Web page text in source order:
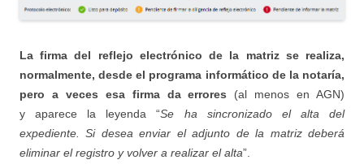
La firma del reflejo electrónico de la matriz se realiza,
normalmente, desde el programa informático de la notaría,
pero a veces esa firma da errores (al menos en AGN)
y aparece la leyenda “Se ha sincronizado el alta del
expediente. Si desea enviar el adjunto de la matriz deberá
eliminar el registro y volver a realizar el alta”.